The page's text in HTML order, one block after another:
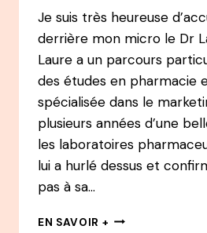
Je suis très heureuse
derrière mon micro le Dr
Laure a un parcours
des études en pharmacie
spécialisée dans le
plusieurs années d’une
les laboratoires
lui a hurlé dessus et
pas à sa…
EN SAVOIR + 118